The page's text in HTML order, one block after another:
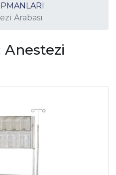
Arabası
Anestezi